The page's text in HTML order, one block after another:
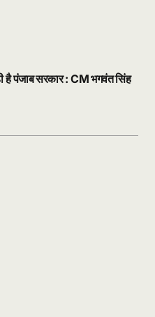
पंजाब सरकार : CM भगवंत सिंह